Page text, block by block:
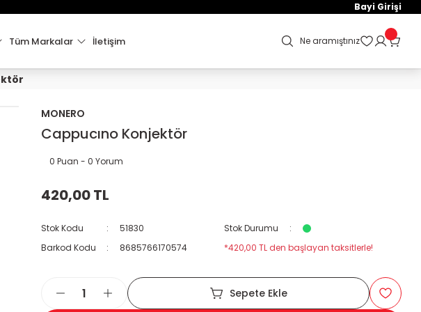
!
Bayi Girişi
Tüm Markalar İletişim Ne aramıştınız
MONERO
Cappucıno Konjektör
0 Puan - 0 Yorum
420,00 TL
Stok Kodu 51830
Stok Durumu
Barkod Kodu
8685766170574 *420,00 TL den başlayan taksitlerle!
Sepete Ekle